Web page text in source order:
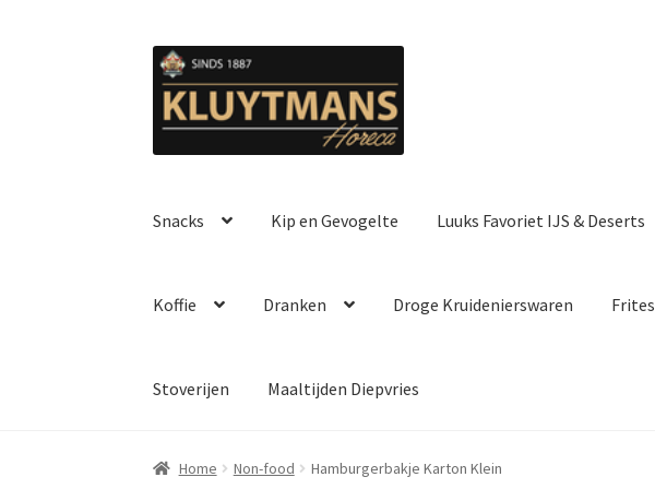
Ga
door
naar
Ga
naar
de
Snacks Kip en Gevogelte Luuks Favoriet IJS & Deserts
Koffie Dranken Droge Kruidenierswaren Frites
Stoverijen Maaltijden Diepvries
Home Non-food Hamburgerbakje Karton Klein